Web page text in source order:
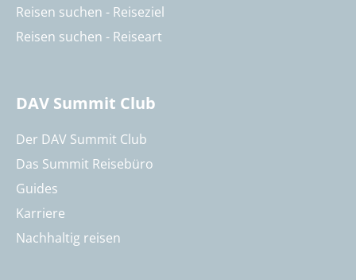
Reisen suchen - Reiseziel
Reisen suchen - Reiseart
DAV Summit Club
Der DAV Summit Club
Das Summit Reisebüro
Guides
Karriere
Nachhaltig reisen